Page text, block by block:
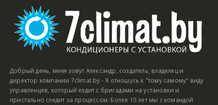
Добрый день, меня зовут Александр, создатель, владелец и
директор компании 7climat.by - Я отношусь к "тому самому" виду
управленцев, который ездит с бригадами на установки и
пристально следит за процессом. Более 15 лет мы с командой